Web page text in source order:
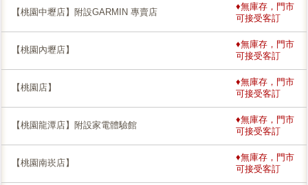
【桃園中壢店】附設GARMIN 專賣店
♦無庫存，門市
可接受客訂
【桃園內壢店】
♦無庫存，門市
可接受客訂
【桃園店】
♦無庫存，門市
可接受客訂
【桃園龍潭店】附設家電體驗館
♦無庫存，門市
可接受客訂
【桃園南崁店】
♦無庫存，門市
可接受客訂